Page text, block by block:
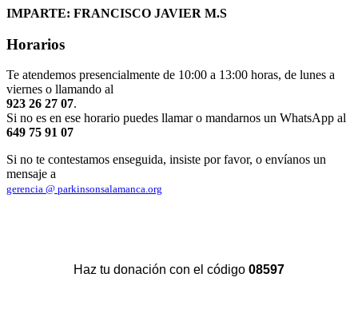
IMPARTE: FRANCISCO JAVIER M.S
Horarios
Te atendemos presencialmente de 10:00 a 13:00 horas, de lunes a
viernes o llamando al
923 26 27 07.
Si no es en ese horario puedes llamar o mandarnos un WhatsApp al
649 75 91 07
Si no te contestamos enseguida, insiste por favor, o envíanos un
mensaje a
gerencia @ parkinsonsalamanca.org
Haz tu donación con el código 08597